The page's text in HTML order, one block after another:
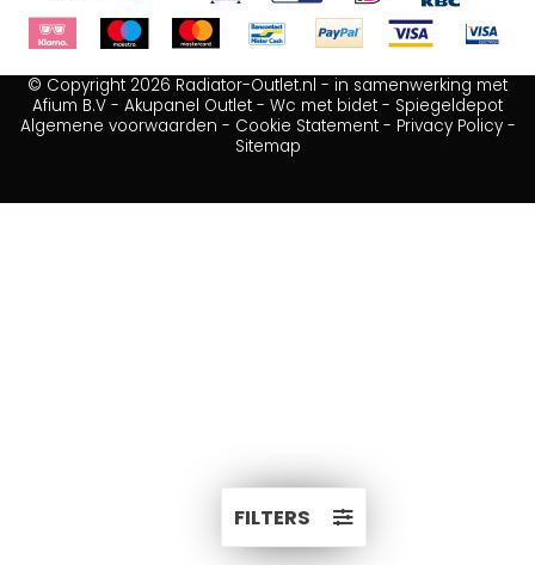
© Copyright 2026 Radiator-Outlet.nl - in samenwerking met
Afium B.V - Akupanel Outlet - Wc met bidet - Spiegeldepot
Algemene voorwaarden - Cookie Statement- Privacy Policy-
Sitemap
FILTERS